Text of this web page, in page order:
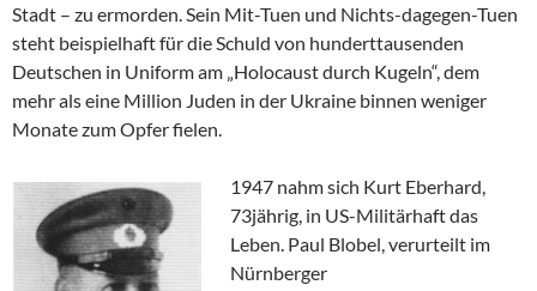
Stadt – zu ermorden. Sein Mit-Tuen und Nichts-dagegen-Tuen
steht beispielhaft für die Schuld von hunderttausenden
Deutschen in Uniform am „Holocaust durch Kugeln“, dem
mehr als eine Million Juden in der Ukraine binnen weniger
Monate zum Opfer fielen.
1947 nahm sich Kurt Eberhard,
73jährig, in US-Militärhaft das
Leben. Paul Blobel, verurteilt im
Nürnberger